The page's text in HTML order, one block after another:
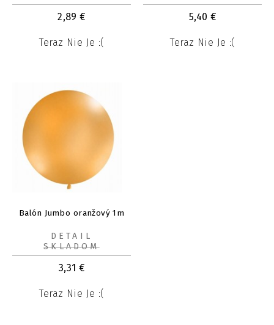
2,89 €
Teraz Nie Je :(
5,40 €
Teraz Nie Je :(
Balón Jumbo oranžový 1m
3,31 €
Teraz Nie Je :(
DETAIL
SKLADOM